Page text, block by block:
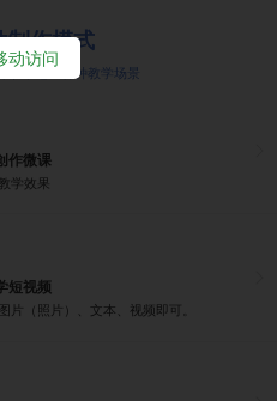
制作模式
节，适应各种教学场景
作微课
学效果
短视频
片（照片）、文本、视频即可。
动访问